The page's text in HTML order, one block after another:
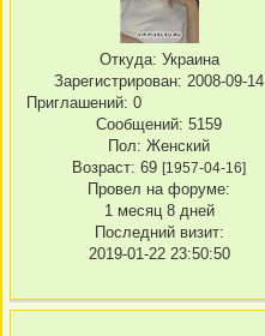
Откуда: Украина
Зарегистрирован: 2008-09-14
Приглашений: 0
Сообщений: 5159
Пол: Женский
Возраст: 69 [1957-04-16]
Провел на форуме:
1 месяц 8 дней
Последний визит:
2019-01-22 23:50:50